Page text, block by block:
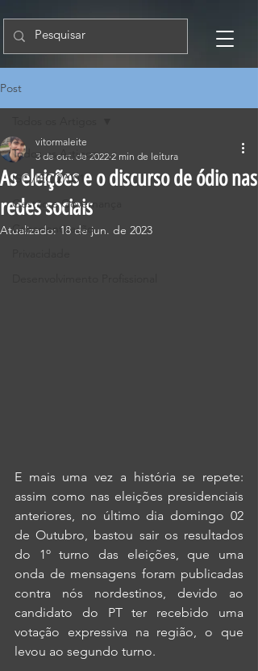
Post
Todos os Artigos
ISO/IEC 27001
Gestão e Governança
Conscientização
As eleições e o discurso de ódio nas
redes sociais
vitormaleite
3 de out. de 2022 2 min de leitura
Atualizado: 18 de jun. de 2023
E mais uma vez a história se repete:
assim como nas eleições presidenciais
anteriores, no último dia domingo 02
de Outubro, bastou sair os resultados
do 1º turno das eleições, que uma
onda de mensagens foram publicadas
contra nós nordestinos, devido ao
candidato do PT ter recebido uma
votação expressiva na região, o que
levou ao segundo turno.